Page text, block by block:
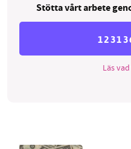
Stötta vårt arbete
Läs